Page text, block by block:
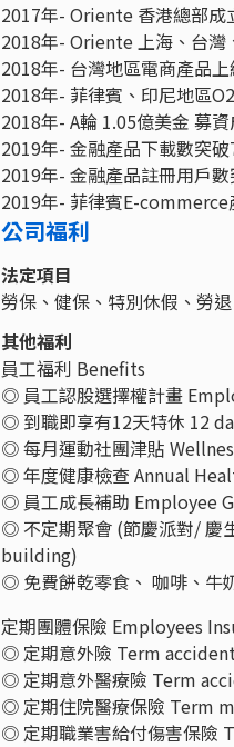
2017年- Oriente 香港總部成
2018年- Oriente 上海、台灣
2018年- 台灣地區電商產品上
2018年- 菲律賓、印尼地區
2018年- A輪 1.05億美金 募
2019年- 金融產品下載數突
2019年- 金融產品註冊用戶
2019年- 菲律賓E-commerce
公司福利
法定項目
勞保、健保、特別休假、勞
其他福利
員工福利 Benefits
◎ 員工認股選擇權計畫
◎ 到職即享有12天特休 12
◎ 每月運動社團津貼
◎ 年度健康檢查 Annual
◎ 員工成長補助 Employee
◎ 不定期聚會 (節慶派對/
building)
◎ 免費餅乾零食、 咖啡、牛
定期團體保險 Employees
◎ 定期意外險 Term
◎ 定期意外醫療險 Term
◎ 定期住院醫療保險 Term
◎ 定期職業害給付傷害保險